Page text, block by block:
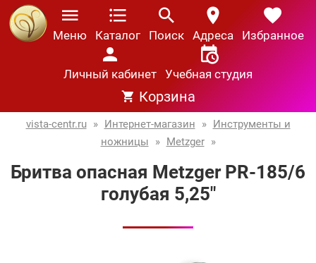
Меню Каталог Поиск Адреса Избранное
Личный кабинет Учебная студия
Корзина
vista-centr.ru » Интернет-магазин » Инструменты и
ножницы
» Metzger »
Бритва опасная Metzger PR-185/6
голубая 5,25"